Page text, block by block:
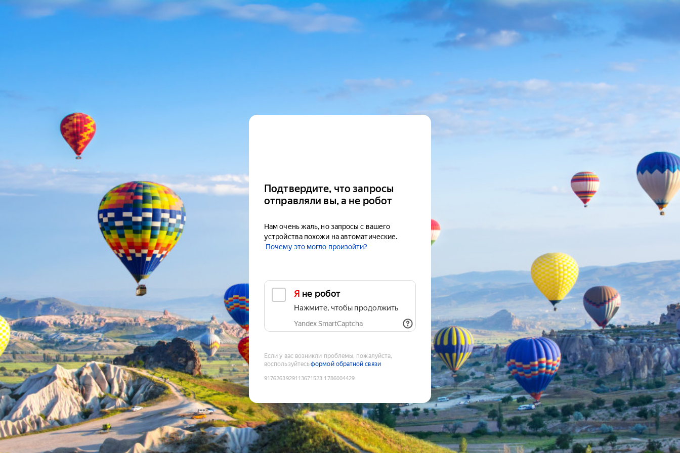
Подтвердите, что запросы
отправляли вы, а не робот
Нам очень жаль, но запросы с вашего
устройства похожи на автоматические.
Почему это могло произойти?
Я не робот
Нажмите, чтобы продолжить
Yandex SmartCaptcha
Если у вас возникли проблемы, пожалуйста,
воспользуйтесьформой обратной связи
9176263929113671523:1786004429